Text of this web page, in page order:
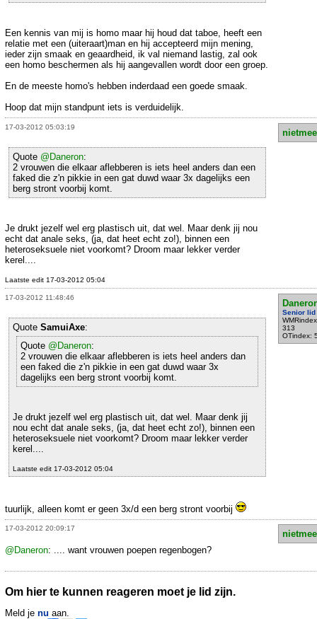
Een kennis van mij is homo maar hij houd dat taboe, heeft een
relatie met een (uiteraart)man en hij accepteerd mijn mening,
ieder zijn smaak en geaardheid, ik val niemand lastig, zal ook
een homo beschermen als hij aangevallen wordt door een groep.
En de meeste homo's hebben inderdaad een goede smaak.
Hoop dat mijn standpunt iets is verduidelijk.
17-03-2012 05:03:19
Quote @Daneron:
2 vrouwen die elkaar aflebberen is iets heel anders dan een
faked die z'n pikkie in een gat duwd waar 3x dagelijks een
berg stront voorbij komt.
Je drukt jezelf wel erg plastisch uit, dat wel. Maar denk jij nou
echt dat anale seks, (ja, dat heet echt zo!), binnen een
heteroseksuele niet voorkomt? Droom maar lekker verder
kerel....
Laatste edit 17-03-2012 05:04
17-03-2012 11:48:46
Senior lid
313
OTindex:
Quote SamuiAxe:
Quote @Daneron:
2 vrouwen die elkaar aflebberen is iets heel anders dan
een faked die z'n pikkie in een gat duwd waar 3x
dagelijks een berg stront voorbij komt.
Je drukt jezelf wel erg plastisch uit, dat wel. Maar denk jij
nou echt dat anale seks, (ja, dat heet echt zo!), binnen een
heteroseksuele niet voorkomt? Droom maar lekker verder
kerel....
Laatste edit 17-03-2012 05:04
tuurlijk, alleen komt er geen 3x/d een berg stront voorbij
17-03-2012 20:09:17
@Daneron: .... want vrouwen poepen regenbogen?
Om hier te kunnen reageren moet je lid zijn.
Meld je nu aan.